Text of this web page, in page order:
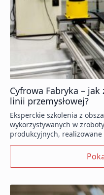
Cyfrowa Fabryka –
linii przemysłowej?
Eksperckie szkolenia z
wykorzystywanych w
produkcyjnych,